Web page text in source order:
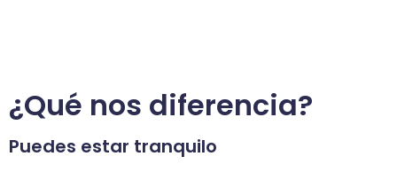
¿Qué nos diferencia?
Puedes estar tranquilo